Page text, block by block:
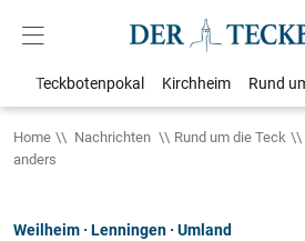
Teckbotenpokal Kirchheim Rund
Home Nachrichten Rund um die Teck
anders
Weilheim · Lenningen · Umland